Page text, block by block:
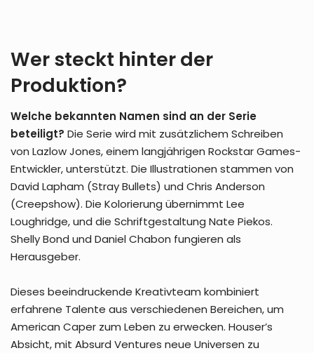
Wer steckt hinter der
Produktion?
Welche bekannten Namen sind an der Serie
beteiligt? Die Serie wird mit zusätzlichem Schreiben
von Lazlow Jones, einem langjährigen Rockstar Games-
Entwickler, unterstützt. Die Illustrationen stammen von
David Lapham (Stray Bullets) und Chris Anderson
(Creepshow). Die Kolorierung übernimmt Lee
Loughridge, und die Schriftgestaltung Nate Piekos.
Shelly Bond und Daniel Chabon fungieren als
Herausgeber.
Dieses beeindruckende Kreativteam kombiniert
erfahrene Talente aus verschiedenen Bereichen, um
American Caper zum Leben zu erwecken. Houser’s
Absicht, mit Absurd Ventures neue Universen zu